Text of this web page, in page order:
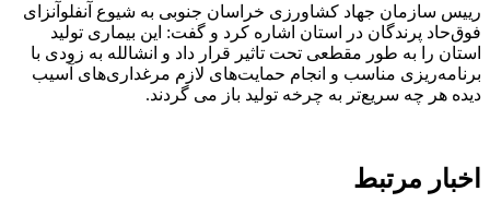
رییس سازمان جهاد کشاورزی خراسان جنوبی به شیوع آنفلوآنزای
فوق‌حاد پرندگان در استان اشاره کرد و گفت: این بیماری تولید
استان را به طور مقطعی تحت تاثیر قرار داد و انشالله به زودی با
برنامه‌ریزی مناسب و انجام حمایت‌های لازم مرغداری‌های آسیب
دیده هر چه سریع‌تر به چرخه تولید باز می گردند.
اخبار مرتبط